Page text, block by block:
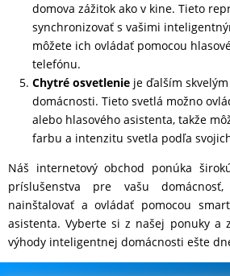
domova zážitok ako v kine. Tieto
synchronizovať s vašimi
môžete ich ovládať pomocou
telefónu.
Chytré osvetlenie je ďalším
domácnosti. Tieto svetlá možno
alebo hlasového asistenta, takže
farbu a intenzitu svetla podľa
Náš internetový obchod ponúka
príslušenstva pre vašu
nainštalovať a ovládať pomocou
asistenta. Vyberte si z našej ponuky a
výhody inteligentnej domácnosti ešte